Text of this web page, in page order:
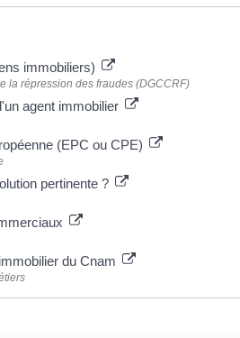
immobiliers)
la répression des fraudes (DGCCRF)
agent immobilier
(EPC ou CPE)
pertinente ?
du Cnam